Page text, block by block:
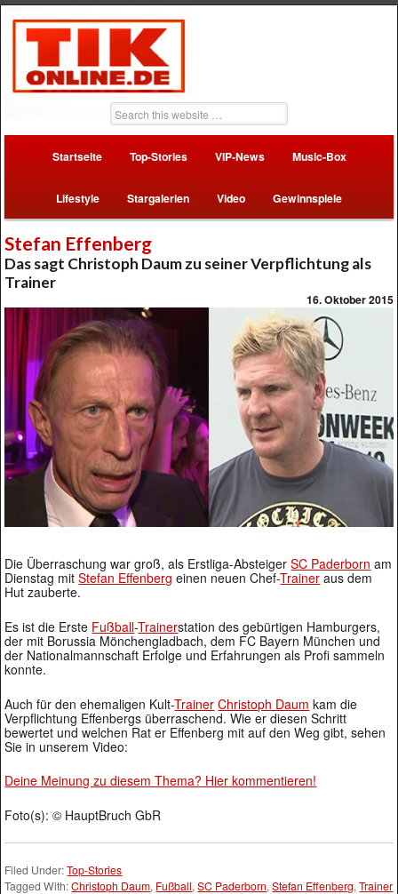
Startseite Top-Stories VIP-News Music-Box
Lifestyle Stargalerien Video Gewinnspiele
Stefan Effenberg
Das sagt Christoph Daum zu seiner Verpflichtung als
Trainer
16. Oktober 2015
Die Überraschung war groß, als Erstliga-AbsteigerSC Paderborn am
Dienstag mitStefan Effenberg einen neuen Chef-Trainer aus dem
Hut zauberte.
Es ist die Erste Fußball-Trainerstation des gebürtigen Hamburgers,
der mit Borussia Mönchengladbach, dem FC Bayern München und
der Nationalmannschaft Erfolge und Erfahrungen als Profi sammeln
konnte.
Auch für den ehemaligen Kult-Trainer Christoph Daum kam die
Verpflichtung Effenbergs überraschend. Wie er diesen Schritt
bewertet und welchen Rat er Effenberg mit auf den Weg gibt, sehen
Sie in unserem Video:
Deine Meinung zu diesem Thema? Hier kommentieren!
Foto(s): © HauptBruch GbR
Filed Under:Top-Stories
Tagged With:Christoph Daum, Fußball,SC Paderborn,Stefan Effenberg,Trainer